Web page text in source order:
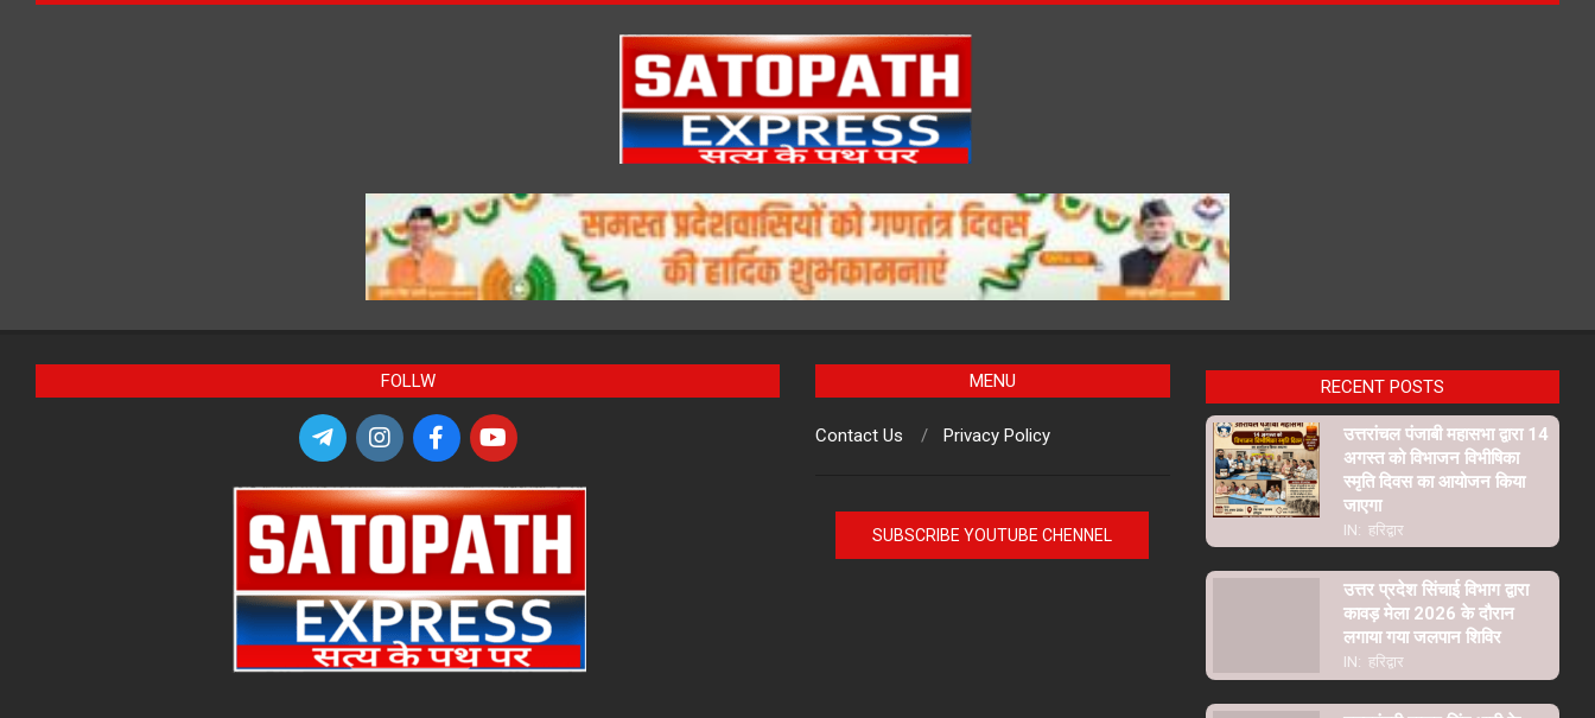
FOLLW MENU
Contact Us Privacy Policy
SUBSCRIBE YOUTUBE CHENNEL
RECENT POSTS
उत्तरांचल पंजाबी महासभा द्वारा 14
अगस्त को विभाजन विभीषिका
स्मृति दिवस का आयोजन किया
जाएगा
IN: हरिद्वार
उत्तर प्रदेश सिंचाई विभाग द्वारा
कावड़ मेला 2026 के दौरान
लगाया गया जलपान शिविर
IN: हरिद्वार